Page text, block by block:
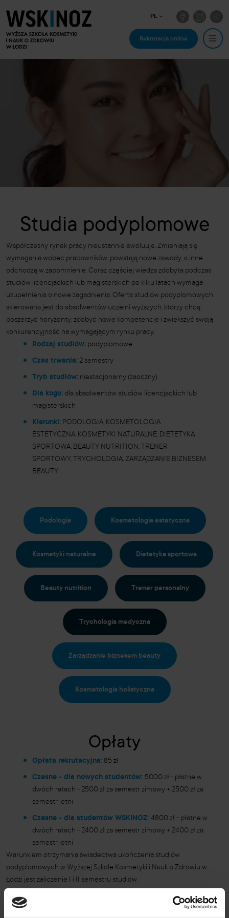
PL
Rekrutacja online
Studia podyplomowe
Współczesny rynek pracy nieustannie ewoluuje. Zmieniają się
wymagania wobec pracowników, powstają nowe zawody, a inne
odchodzą w zapomnienie. Coraz częściej wiedza zdobyta podczas
studiów licencjackich lub magisterskich po kilku latach wymaga
uzupełnienia o nowe zagadnienia. Oferta studiów podyplomowych
skierowana jest do absolwentów uczelni wyższych, którzy chcą
poszerzyć horyzonty, zdobyć nowe kompetencje i zwiększyć swoją
konkurencyjność na wymagającym rynku pracy.
Rodzaj studiów: podyplomowe
Czas trwania: 2 semestry
Tryb studiów: niestacjonarny (zaoczny)
Dla kogo: dla absolwentów studiów licencjackich lub
magisterskich
Kierunki: PODOLOGIA, KOSMETOLOGIA
ESTETYCZNA, KOSMETYKI NATURALNE, DIETETYKA
SPORTOWA, BEAUTY NUTRITION, TRENER
SPORTOWY, TRYCHOLOGIA, ZARZĄDZANIE BIZNESEM
BEAUTY
Podologia Kosmetologia estetyczna
Kosmetyki naturalne Dietetyka sportowa
Beauty nutrition Trener personalny
Trychologia medyczna
Zarządzanie biznesem beauty
Kosmetologia holistyczna
Opłaty
Opłata rekrutacyjna: 85 zł
Czesne - dla nowych studentów: 5000 zł - płatne w
dwóch ratach - 2500 zł za semestr zimowy + 2500 zł za
semestr letni
Czesne - dla studentów WSKINOZ: 4800 zł - płatne w
dwóch ratach - 2400 zł za semestr zimowy + 2400 zł za
semestr letni
Warunkiem otrzymania świadectwa ukończenia studiów
podyplomowych w Wyższej Szkole Kosmetyki i Nauk o Zdrowiu w
Łodzi jest zaliczenie I i II semestru studiów.